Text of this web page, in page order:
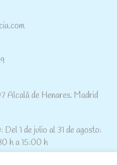
Alcalá de Henares. Madrid
1 de julio al 31 de agosto:
h a 15:00 h